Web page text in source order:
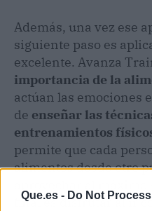
Que.es - Do Not
Además, una vez ese
siguiente paso es
excelente. Avanza
importancia de la
actúan las emociones
de enseñar las
entrenamientos
permite que cada
alimentos desde otro
aprovechar al máximo
final es disfrutar al ir